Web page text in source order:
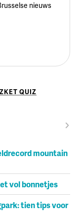
nieuws
QUIZ
mountain
vol bonnetjes
tien tips voor